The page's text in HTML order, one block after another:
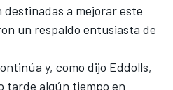
a mejorar este
un respaldo entusiasta de
y, como dijo Eddolls,
tarde algún tiempo en